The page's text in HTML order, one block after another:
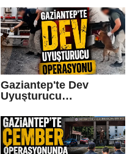
Geçen Gaziantepli İş
İnsanları
Gaziantep'te Dev
Uyuşturucu